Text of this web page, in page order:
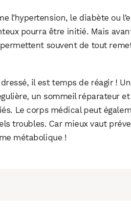
l’hypertension, le diabète ou
pourra être initié. Mais
souvent de tout
il est temps de réagir !
un sommeil réparateur et
Le corps médical peut
troubles. Car mieux vaut
métabolique !